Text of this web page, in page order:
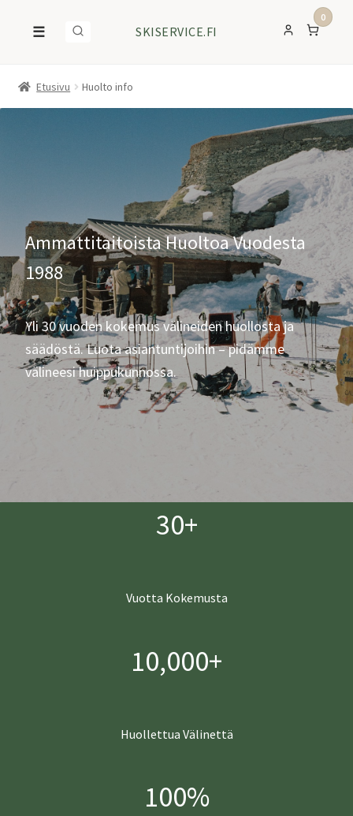
☰ SKISERVICE.FI
0
Etusivu Huolto info
Ammattitaitoista Huoltoa Vuodesta
1988
Yli 30 vuoden kokemus välineiden huollosta ja
säädöstä. Luota asiantuntijoihin – pidämme
välineesi huippukunnossa.
30+
Vuotta Kokemusta
10,000+
Huollettua Välinettä
100%